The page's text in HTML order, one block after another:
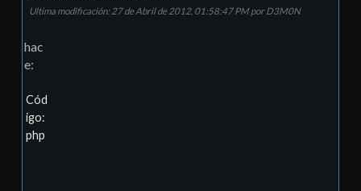
Ultima modificación: 27 de Abril de 2012, 01:58:47 PM por D3M0N
hac
e:
Cód
igo:
php